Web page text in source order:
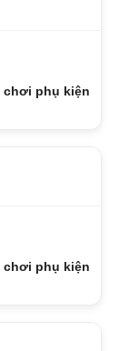
chơi phụ kiện
chơi phụ kiện